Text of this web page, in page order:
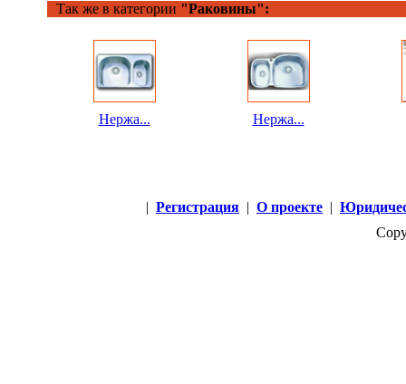
Так же в категории "Раковины":
Нержа... Нержа...
| Регистрация | О проекте |